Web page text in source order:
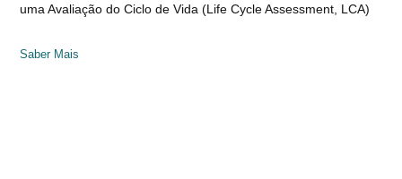
uma Avaliação do Ciclo de Vida (Life Cycle Assessment, LCA)
Saber Mais